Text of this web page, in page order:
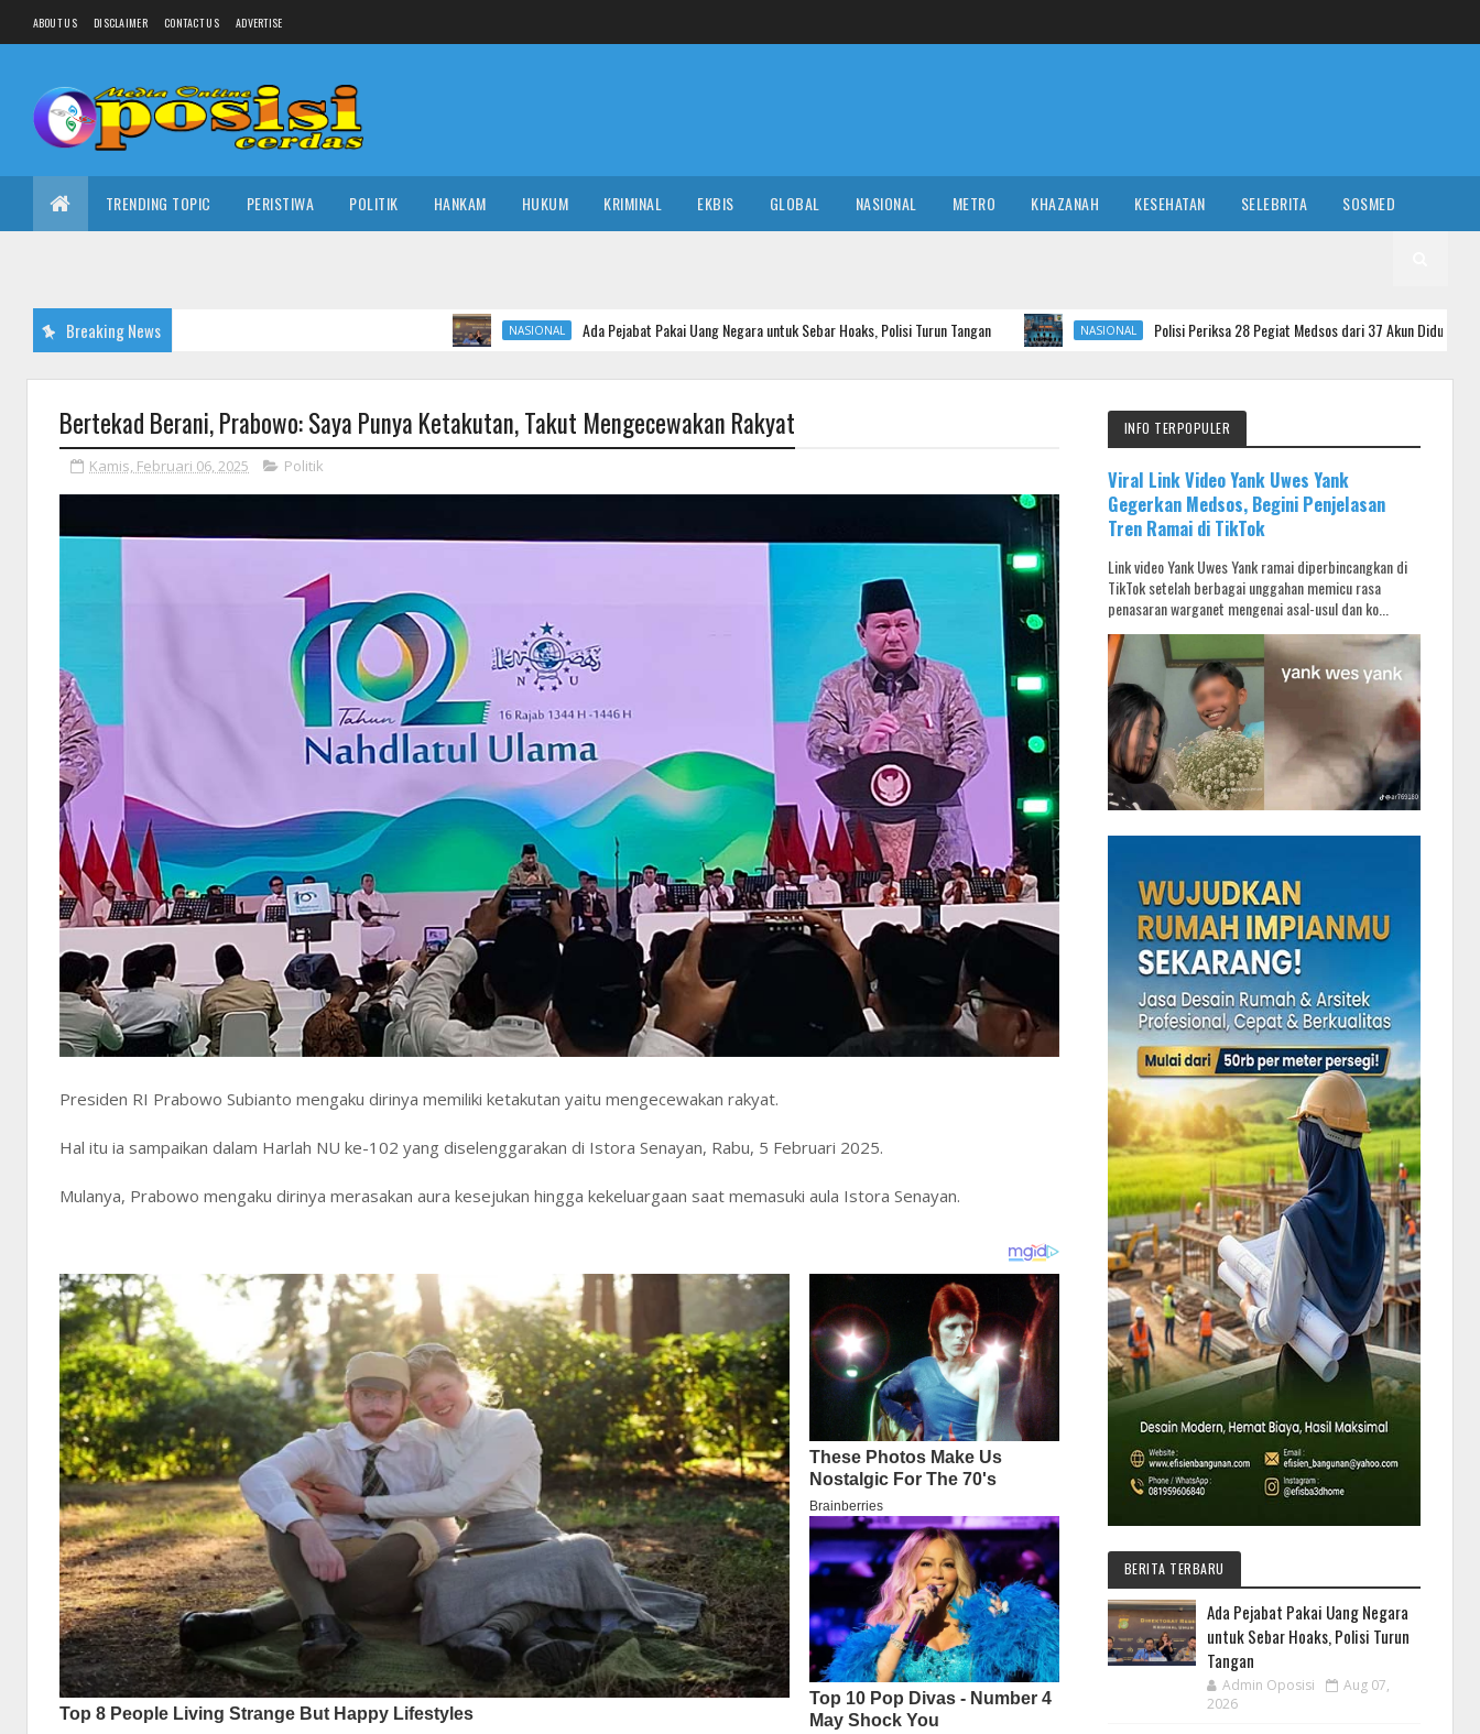
ABOUT US DISCLAIMER CONTACT US ADVERTISE
TRENDING TOPIC PERISTIWA POLITIK HANKAM HUKUM KRIMINAL EKBIS GLOBAL NASIONAL METRO KHAZANAH KESEHATAN SELEBRITA SOSMED
Breaking News NASIONAL Ada Pejabat Pakai Uang Negara untuk Sebar Hoaks, Polisi Turun Tangan NASIONAL Polisi Periksa 28 Pegiat Medsos dari 37 Akun Diduga Penyebar Hoaks
Bertekad Berani, Prabowo: Saya Punya Ketakutan, Takut Mengecewakan Rakyat
Kamis, Februari 06, 2025 Politik
Presiden RI Prabowo Subianto mengaku dirinya memiliki ketakutan yaitu mengecewakan rakyat.
Hal itu ia sampaikan dalam Harlah NU ke-102 yang diselenggarakan di Istora Senayan, Rabu, 5 Februari 2025.
Mulanya, Prabowo mengaku dirinya merasakan aura kesejukan hingga kekeluargaan saat memasuki aula Istora Senayan.
INFO TERPOPULER
Viral Link Video Yank Uwes Yank
Gegerkan Medsos, Begini Penjelasan
Tren Ramai di TikTok
Link video Yank Uwes Yank ramai diperbincangkan di
TikTok setelah berbagai unggahan memicu rasa
penasaran warganet mengenai asal-usul dan ko...
BERITA TERBARU
Ada Pejabat Pakai Uang Negara
untuk Sebar Hoaks, Polisi Turun
Tangan
Admin Oposisi
Aug 07,
2026